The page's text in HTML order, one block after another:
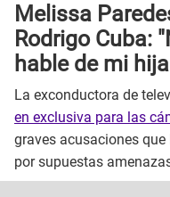
Melissa
Rodrigo Cuba:
hable de mi
La exconductora de
en exclusiva para las
graves acusaciones
por supuestas